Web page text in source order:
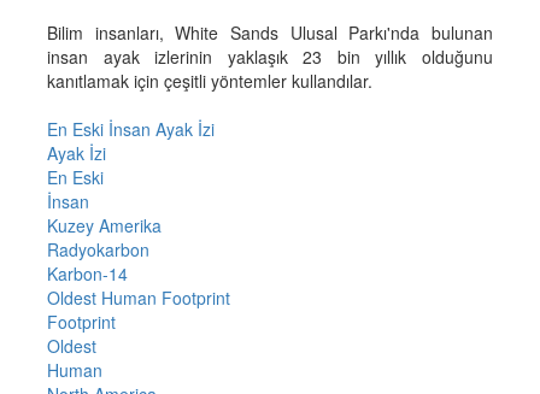
Bilim insanları, White Sands Ulusal Parkı'nda bulunan
insan ayak izlerinin yaklaşık 23 bin yıllık olduğunu
kanıtlamak için çeşitli yöntemler kullandılar.
En Eski İnsan Ayak İzi
Ayak İzi
En Eski
İnsan
Kuzey Amerika
Radyokarbon
Karbon-14
Oldest Human Footprint
Footprint
Oldest
Human